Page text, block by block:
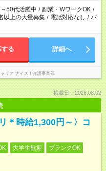
50代活躍中 / 副業・WワークOK /
以上の大量募集 / 電話対応なし / パ
する 詳細へ
リア ナイス！介護事業部
掲載日：2026.08.02
＊時給1,300円～〉コ
大学生歓迎
ブランクOK